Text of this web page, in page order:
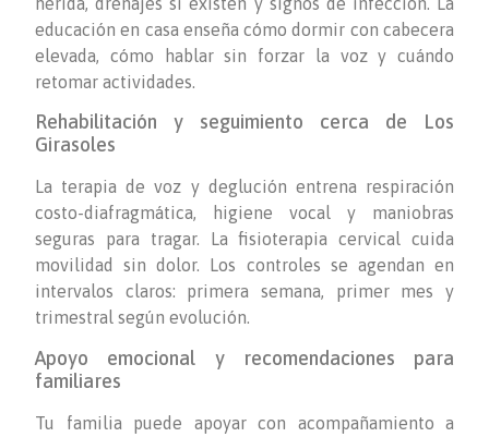
educación en casa enseña cómo dormir con cabecera
elevada, cómo hablar sin forzar la voz y cuándo
retomar actividades.
Rehabilitación y seguimiento cerca de Los
Girasoles
La terapia de voz y deglución entrena respiración
costo-diafragmática, higiene vocal y maniobras
seguras para tragar. La fisioterapia cervical cuida
movilidad sin dolor. Los controles se agendan en
intervalos claros: primera semana, primer mes y
trimestral según evolución.
Apoyo emocional y recomendaciones para
familiares
Tu familia puede apoyar con acompañamiento a